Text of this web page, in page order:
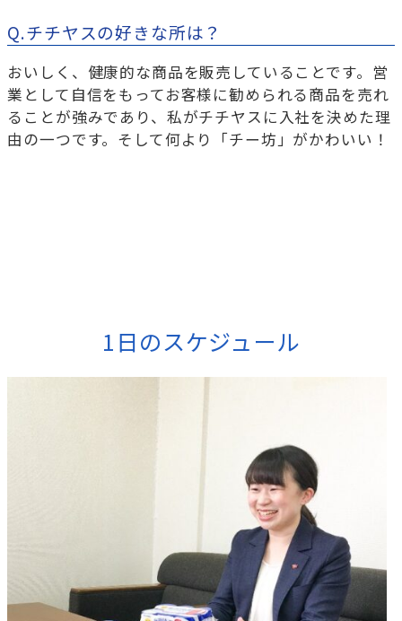
Q.チチヤスの好きな所は？
おいしく、健康的な商品を販売していることです。営
業として自信をもってお客様に勧められる商品を売れ
ることが強みであり、私がチチヤスに入社を決めた理
由の一つです。そして何より「チー坊」がかわいい！
1日のスケジュール